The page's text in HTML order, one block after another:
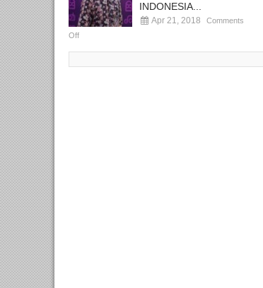
INDONESIA...
Apr 21, 2018
Comments
Off